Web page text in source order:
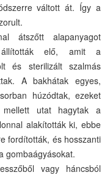
váltott át. Így a
átszőtt alapanyagot
állították elő, amit a
és sterilizált szalmás
A bakhátak egyes,
húzódtak, ezeket
utat hagytak a
alakították ki, ebbe
fordították, és hosszanti
gombaágyásokat.
vagy háncsból